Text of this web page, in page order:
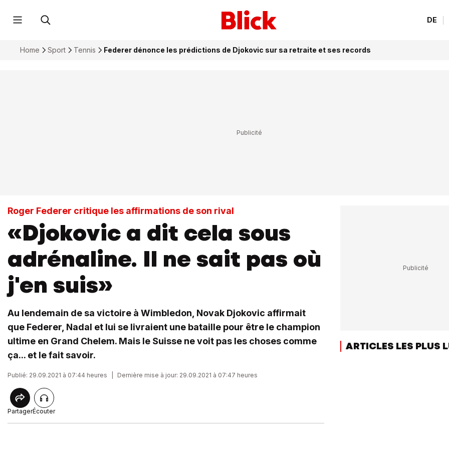
DE
Home Sport Tennis Federer dénonce les prédictions de Djokovic sur sa retraite et ses records
Roger Federer critique les affirmations de son rival
«Djokovic a dit cela sous
adrénaline. Il ne sait pas où
j'en suis»
Au lendemain de sa victoire à Wimbledon, Novak Djokovic affirmait
que Federer, Nadal et lui se livraient une bataille pour être le champion
ultime en Grand Chelem. Mais le Suisse ne voit pas les choses comme
ça... et le fait savoir.
Publié: 29.09.2021 à 07:44 heures Dernière mise à jour: 29.09.2021 à 07:47 heures
PartagerÉcouter
ARTICLES LES PLUS